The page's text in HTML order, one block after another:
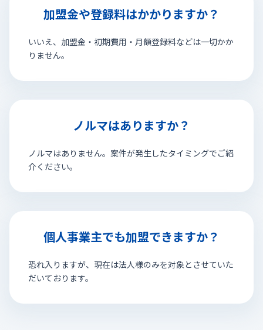
加盟金や登録料はかかりますか？
いいえ、加盟金・初期費用・月額登録料などは一切かか
りません。
ノルマはありますか？
ノルマはありません。案件が発生したタイミングでご紹
介ください。
個人事業主でも加盟できますか？
恐れ入りますが、現在は法人様のみを対象とさせていた
だいております。